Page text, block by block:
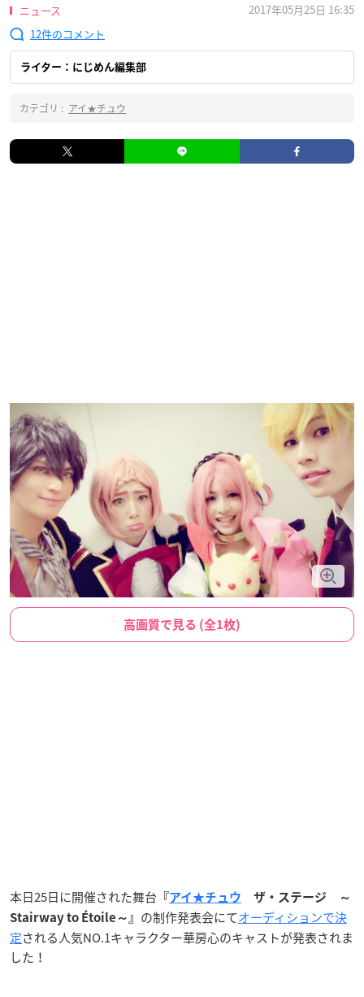
ニュース
2017年05月25日 16:35
12
ライター：にじめん編集部
カテゴリ : アイ★チュウ
高画質で見る (全1枚)
本日25日に開催された舞台 『アイ★チュウ ザ・ステージ ～
Stairway to Étoile～』 の制作発表会にてオーディションで決
定される人気NO.1キャラクター華房心のキャストが発表されま
した！